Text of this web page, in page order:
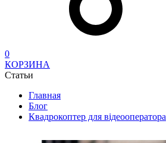
0
КОРЗИНА
Статьи
Главная
Блог
Квадрокоптер для відеооператора